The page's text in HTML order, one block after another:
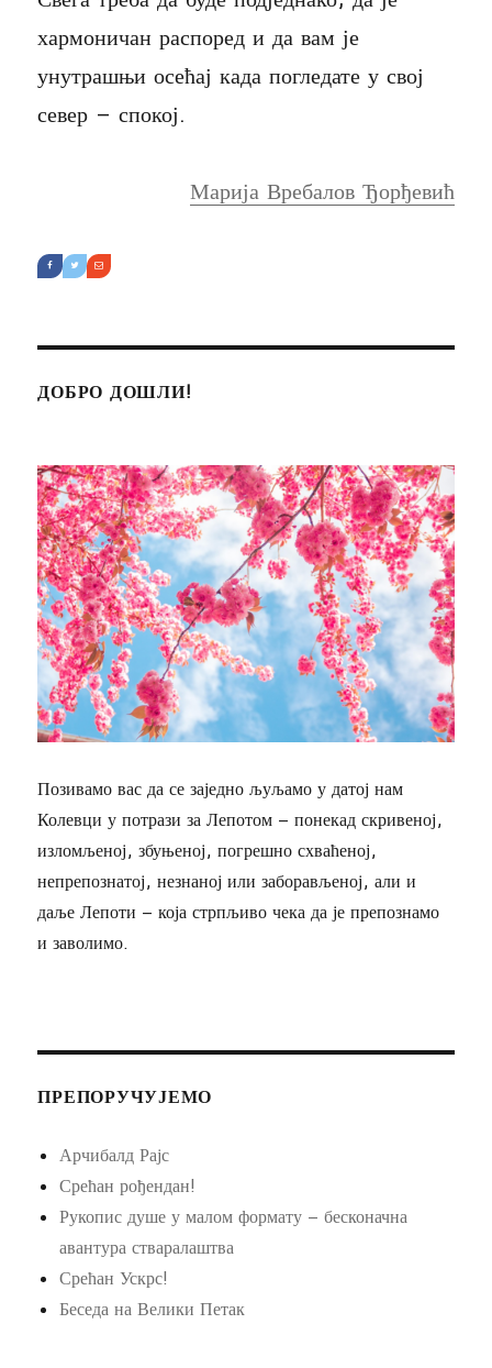
хармоничан распоред и да вам је
унутрашњи осећај када погледате у свој
север – спокој.
Марија Вребалов Ђорђевић
ДОБРО ДОШЛИ!
Позивамо вас да се заједно љуљамо у датој нам
Колевци у потрази за Лепотом – понекад скривеној,
изломљеној, збуњеној, погрешно схваћеној,
непрепознатој, незнаној или заборављеној, али и
даље Лепоти – која стрпљиво чека да је препознамо
и заволимо.
ПРЕПОРУЧУЈЕМО
Арчибалд Рајс
Срећан рођендан!
Рукопис душе у малом формату – бесконачна
авантура стваралаштва
Срећан Ускрс!
Беседа на Велики Петак